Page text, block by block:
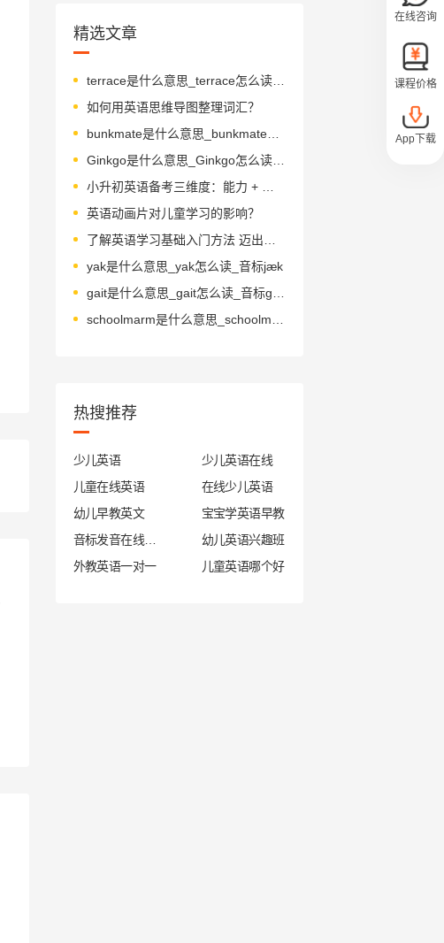
精选文章
terrace是什么意思_terrace怎么读_音标'terəs
如何用英语思维导图整理词汇？
bunkmate是什么意思_bunkmate怎么读_音标'bʌŋkmeit
Ginkgo是什么意思_Ginkgo怎么读_音标'ɡɪŋkɡəʊ
英语动画片对儿童学习的影响？
yak是什么意思_yak怎么读_音标jæk
热搜推荐
少儿英语
少儿英语在线
儿童在线英语
在线少儿英语
幼儿早教英文
宝宝学英语早教
幼儿英语兴趣班
外教英语一对一
儿童英语哪个好
在线咨询
课程价格
App下载